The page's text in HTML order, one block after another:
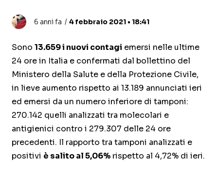
6 anni fa 4 febbraio 2021 • 18:41
Sono 13.659 i nuovi contagi emersi nelle ultime
24 ore in Italia e confermati dal bollettino del
Ministero della Salute e della Protezione Civile,
in lieve aumento rispetto ai 13.189 annunciati ieri
ed emersi da un numero inferiore di tamponi:
270.142 quelli analizzati tra molecolari e
antigienici contro i 279.307 delle 24 ore
precedenti. Il rapporto tra tamponi analizzati e
positivi è salito al 5,06% rispetto al 4,72% di ieri.